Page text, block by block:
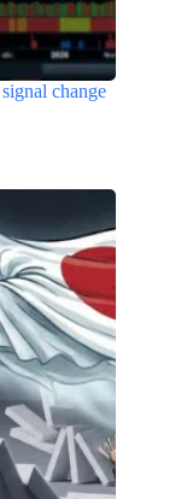
change